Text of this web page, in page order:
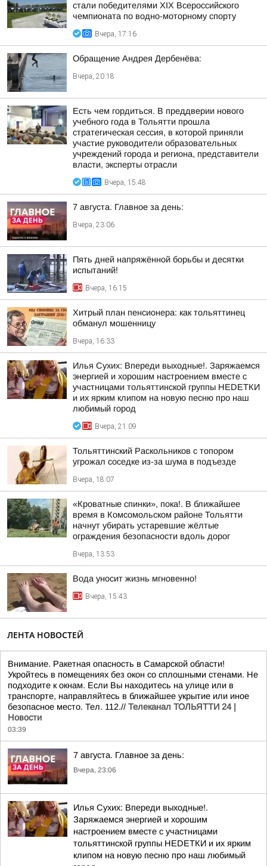
стали победителями XIX Всероссийского
чемпионата по водно-моторному спорту
Вчера, 17:16
Обращение Андрея Дербенёва:
Вчера, 20:18
Есть чем гордиться. В преддверии нового
учебного года в Тольятти прошла
стратегическая сессия, в которой приняли
участие руководители образовательных
учреждений города и региона, представители
власти, эксперты отрасли
Вчера, 15:48
7 августа. Главное за день:
Вчера, 23:06
Пять дней напряжённой борьбы и десятки
испытаний!
Вчера, 16:15
Хитрый план пенсионера: как тольяттинец
обманул мошенницу
Вчера, 16:33
Илья Сухих: Впереди выходные!. Заряжаемся
энергией и хорошим настроением вместе с
участницами тольяттинской группы НЕDЕТКИ
и их ярким клипом на новую песню про наш
любимый город
Вчера, 21:09
Тольяттинский Раскольников с топором
угрожал соседке из-за шума в подъезде
Вчера, 18:07
«Кроватные спинки», пока!. В ближайшее
время в Комсомольском районе Тольятти
начнут убирать устаревшие жёлтые
ограждения безопасности вдоль дорог
Вчера, 13:53
Вода уносит жизнь мгновенно!
Вчера, 15:43
ЛЕНТА НОВОСТЕЙ
Внимание. Ракетная опасность в Самарской области!
Укройтесь в помещениях без окон со сплошными стенами. Не
подходите к окнам. Если Вы находитесь на улице или в
транспорте, направляйтесь в ближайшее укрытие или иное
безопасное место. Тел. 112.// Телеканал ТОЛЬЯТТИ 24 |
Новости
03:39
7 августа. Главное за день:
Вчера, 23:06
Илья Сухих: Впереди выходные!.
Заряжаемся энергией и хорошим
настроением вместе с участницами
тольяттинской группы НЕDЕТКИ и их ярким
клипом на новую песню про наш любимый